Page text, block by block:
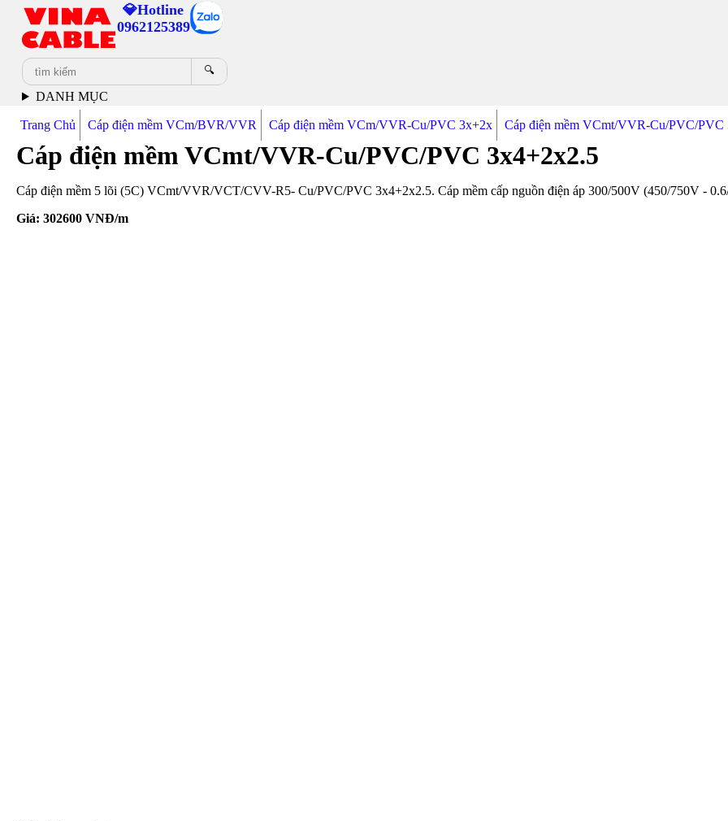
💎Hotline
0962125389
🔍
DANH MỤC
Trang Chủ Cáp điện mềm VCm/BVR/VVR Cáp điện mềm VCm/VVR-Cu/PVC 3x+2x Cáp điện mềm VCmt/VVR-Cu/PVC/PVC
Cáp điện mềm VCmt/VVR-Cu/PVC/PVC 3x4+2x2.5
Cáp điện mềm 5 lõi (5C) VCmt/VVR/VCT/CVV-R5- Cu/PVC/PVC 3x4+2x2.5. Cáp mềm cấp nguồn điện áp 300/500V (450/750V -
Giá:302600 VNĐ/m